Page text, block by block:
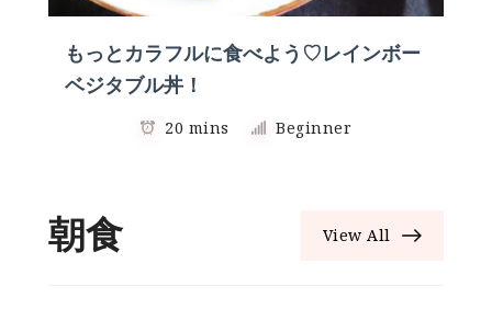
もっとカラフルに食べよう♡レインボー
ベジタブル丼！
20 mins Beginner
朝食 View All